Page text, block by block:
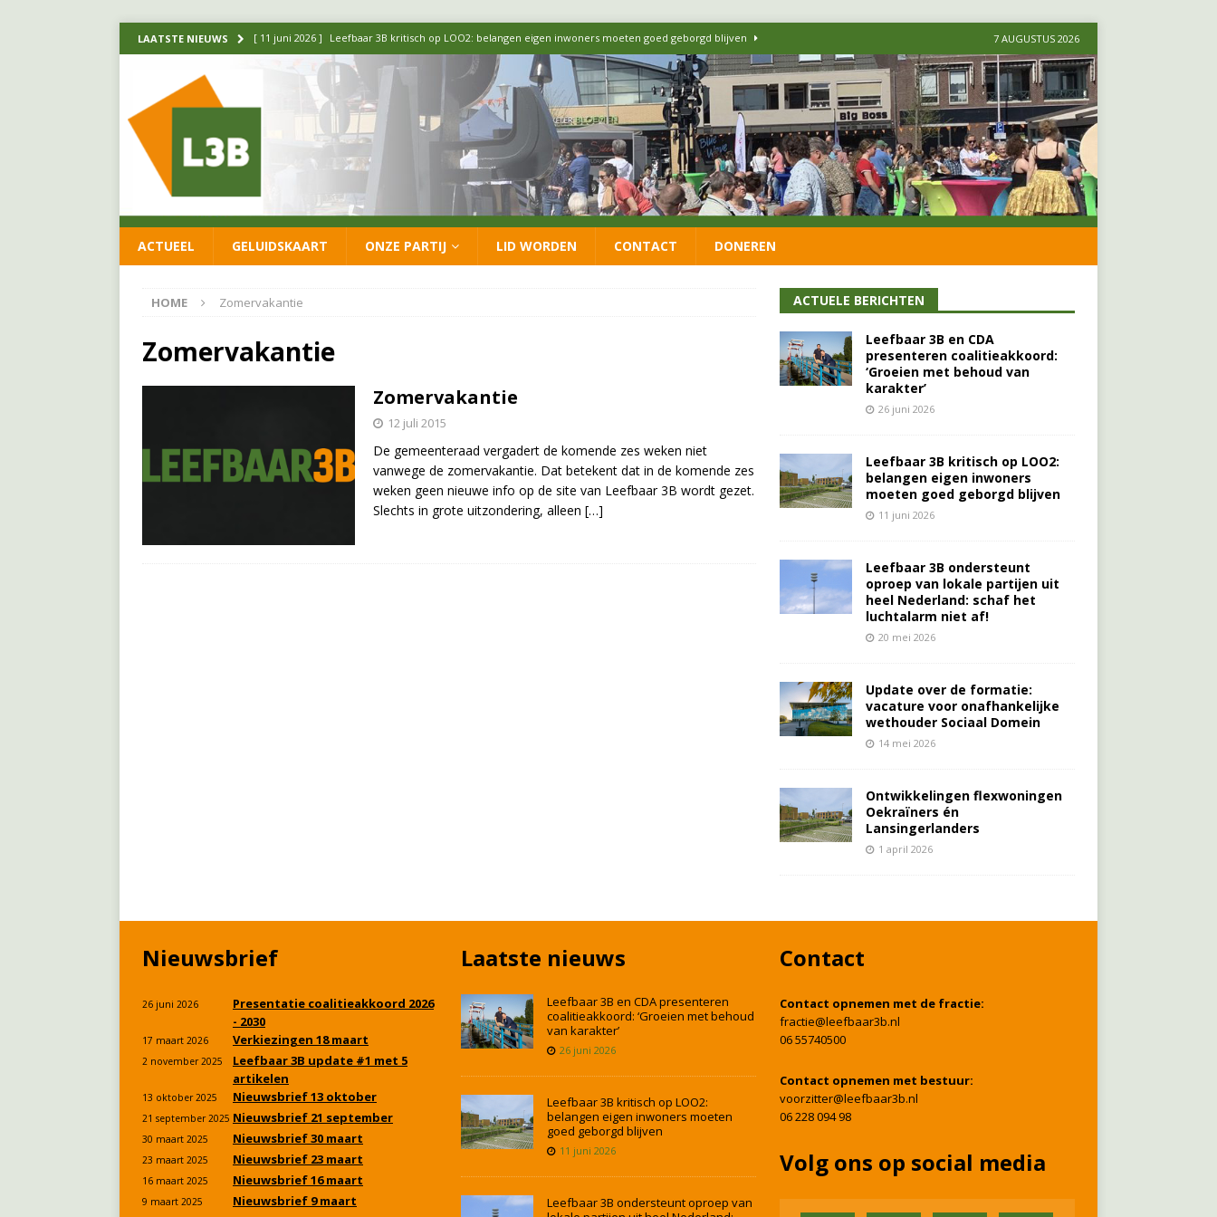
LAATSTE NIEUWS [ 11 juni 2026 ] Leefbaar 3B kritisch op LOO2: belangen eigen inwoners moeten goed geborgd blijven
[ 20 mei 2026 ] Leefbaar 3B ondersteunt oproep van lokale partijen uit heel Nederland: schaf het
luchtalarm niet af! FRACTIE
[ 14 mei 2026 ] Update over de formatie: vacature voor onafhankelijke wethouder Sociaal Domein
[ 26 juni 2026 ] Leefbaar 3B en CDA presenteren coalitieakkoord: ‘Groeien met behoud van karakter’
7 AUGUSTUS 2026
ACTUEEL GELUIDSKAART ONZE PARTIJ LID WORDEN CONTACT DONEREN
HOME Zomervakantie
Zomervakantie
Zomervakantie
12 juli 2015
De gemeenteraad vergadert de komende zes weken niet
vanwege de zomervakantie. Dat betekent dat in de komende zes
weken geen nieuwe info op de site van Leefbaar 3B wordt gezet.
Slechts in grote uitzondering, alleen […]
ACTUELE BERICHTEN
Leefbaar 3B en CDA
presenteren coalitieakkoord:
‘Groeien met behoud van
karakter’
26 juni 2026
Leefbaar 3B kritisch op LOO2:
belangen eigen inwoners
moeten goed geborgd blijven
11 juni 2026
Leefbaar 3B ondersteunt
oproep van lokale partijen uit
heel Nederland: schaf het
luchtalarm niet af!
20 mei 2026
Update over de formatie:
vacature voor onafhankelijke
wethouder Sociaal Domein
14 mei 2026
Ontwikkelingen flexwoningen
Oekraïners én
Lansingerlanders
1 april 2026
Nieuwsbrief
26 juni 2026
Presentatie coalitieakkoord 2026
- 2030
17 maart 2026 Verkiezingen 18 maart
2 november 2025
Leefbaar 3B update #1 met 5
artikelen
13 oktober 2025 Nieuwsbrief 13 oktober
21 september 2025 Nieuwsbrief 21 september
30 maart 2025 Nieuwsbrief 30 maart
23 maart 2025 Nieuwsbrief 23 maart
16 maart 2025 Nieuwsbrief 16 maart
9 maart 2025 Nieuwsbrief 9 maart
Laatste nieuws
Leefbaar 3B en CDA presenteren
coalitieakkoord: ‘Groeien met behoud
van karakter’
26 juni 2026
Leefbaar 3B kritisch op LOO2:
belangen eigen inwoners moeten
goed geborgd blijven
11 juni 2026
Leefbaar 3B ondersteunt oproep van
Contact
Contact opnemen met de fractie:
fractie@leefbaar3b.nl
06 55740500
Contact opnemen met bestuur:
voorzitter@leefbaar3b.nl
06 228 094 98
Volg ons op social media